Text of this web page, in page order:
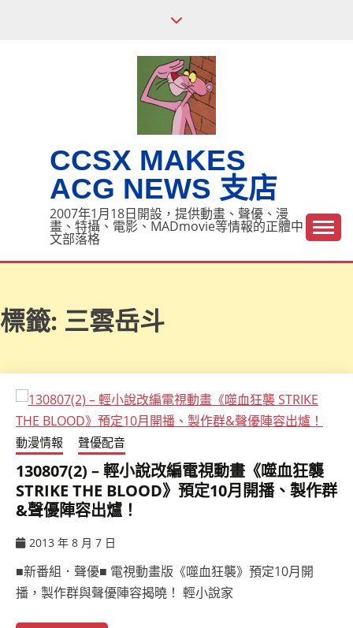
CCSX MAKES
ACG NEWS 支店
2007年1月18日開設，提供動畫、聲優、漫
畫、特攝、電影、MADmovie等情報的正體中
文部落格
標籤: 三雲岳斗
動漫情報 聲優配音
130807(2) – 輕小說改編電視動畫《噬血狂襲
STRIKE THE BLOOD》預定10月開播、製作群
&聲優陣容出爐！
2013 年 8 月 7 日
■新番組．聲優■ 電視動畫版《噬血狂襲》預定10月開
播，製作群與聲優陣容揭曉！ 輕小說家